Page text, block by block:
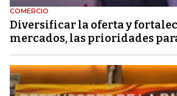
COMERCIO
Diversificar la oferta y
mercados, las prioridades